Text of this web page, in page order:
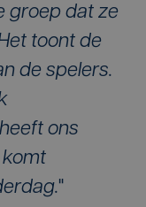
groep dat ze
toont de
de spelers.
ons
"